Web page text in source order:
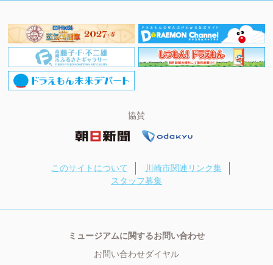
協賛
このサイトについて
川崎市関連リンク集
スタッフ募集
ミュージアムに関するお問い合わせ
お問い合わせダイヤル